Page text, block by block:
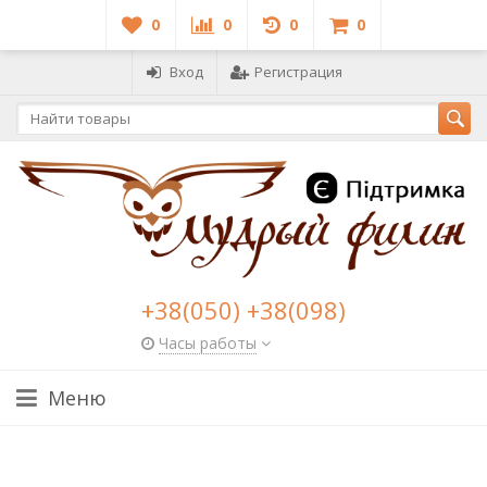
0 0 0 0
Вход Регистрация
+38(050) +38(098)
Часы работы
Меню